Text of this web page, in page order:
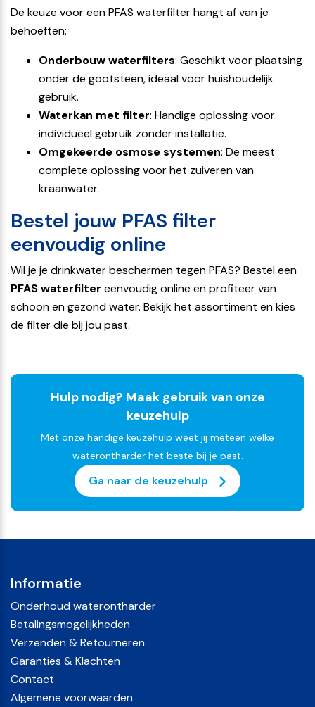
De keuze voor een PFAS waterfilter hangt af van je
behoeften:
Onderbouw waterfilters: Geschikt voor plaatsing
onder de gootsteen, ideaal voor huishoudelijk
gebruik.
Waterkan met filter: Handige oplossing voor
individueel gebruik zonder installatie.
Omgekeerde osmose systemen: De meest
complete oplossing voor het zuiveren van
kraanwater.
Bestel jouw PFAS filter
eenvoudig online
Wil je je drinkwater beschermen tegen PFAS? Bestel een
PFAS waterfilter eenvoudig online en profiteer van
schoon en gezond water. Bekijk het assortiment en kies
de filter die bij jou past.
Hulp nodig? Maak gebruik van onze
keuzehulp
Met onze handige keuzehulp weet jij meteen welke
waterontharder het beste bij je past.
Ga naar de keuzehulp
Informatie
Onderhoud waterontharder
Betalingsmogelijkheden
Verzenden & Retourneren
Garanties & Klachten
Contact
Algemene voorwaarden